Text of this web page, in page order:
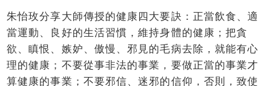
朱怡玫分享大師傳授的健康四大要訣：正當飲食、適
當運動、良好的生活習慣，維持身體的健康；把貪
欲、瞋恨、嫉妒、傲慢、邪見的毛病去除，就能有心
理的健康；不要從事非法的事業，要做正當的事業才
算健康的事業；不要邪信、迷邪的信仰，否則，致使